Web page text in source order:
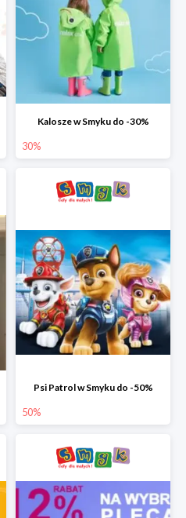
Kalosze w Smyku do -30%
30%
Psi Patrol w Smyku do -50%
50%